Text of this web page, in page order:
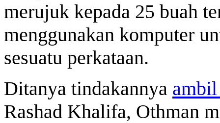
merujuk kepada 25 buah
menggunakan komputer
sesuatu perkataan.
Ditanya tindakannya
Rashad Khalifa, Othman